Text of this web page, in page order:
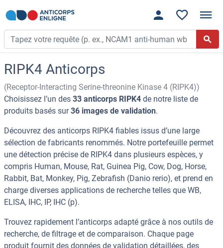
RIPK4 Anticorps
(Receptor-Interacting Serine-threonine Kinase 4 (RIPK4))
Choisissez l’un des 33 anticorps RIPK4 de notre liste de
produits basés sur36 images de validation.
Découvrez des anticorps RIPK4 fiables issus d’une large
sélection de fabricants renommés. Notre portefeuille permet
une détection précise de RIPK4 dans plusieurs espèces, y
compris Human, Mouse, Rat, Guinea Pig, Cow, Dog, Horse,
Rabbit, Bat, Monkey, Pig, Zebrafish (Danio rerio), et prend en
charge diverses applications de recherche telles que WB,
ELISA, IHC, IP, IHC (p).
Trouvez rapidement l’anticorps adapté grâce à nos outils de
recherche, de filtrage et de comparaison. Chaque page
produit fournit des données de validation détaillées, des